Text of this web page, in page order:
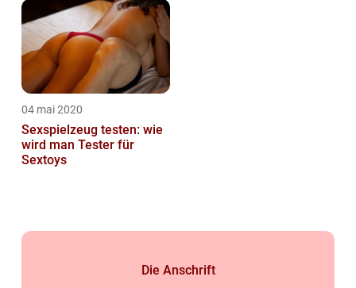
04 mai 2020
Sexspielzeug testen: wie
wird man Tester für
Sextoys
Die Anschrift